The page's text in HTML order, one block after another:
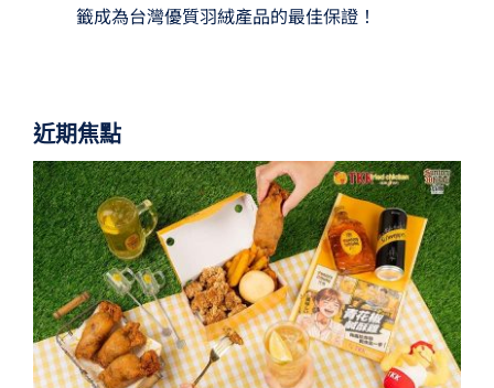
籤成為台灣優質羽絨產品的最佳保證！
近期焦點